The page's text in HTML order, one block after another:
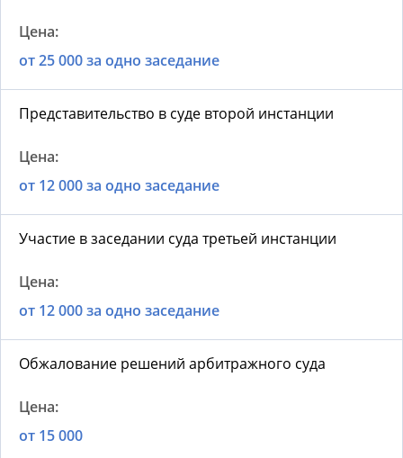
от 25 000 за одно заседание
Представительство в суде второй инстанции
от 12 000 за одно заседание
Участие в заседании суда третьей инстанции
от 12 000 за одно заседание
Обжалование решений арбитражного суда
от 15 000